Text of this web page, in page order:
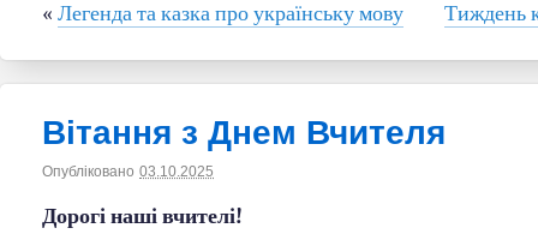
« Легенда та казка про українську мову Тиждень
Вітання з Днем Вчителя
Опубліковано 03.10.2025
Дорогі наші вчителі!